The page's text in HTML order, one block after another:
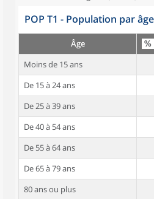
POP T1 - Population par
Âge
Moins de 15 ans
De 15 à 24 ans
De 25 à 39 ans
De 40 à 54 ans
De 55 à 64 ans
De 65 à 79 ans
80 ans ou plus